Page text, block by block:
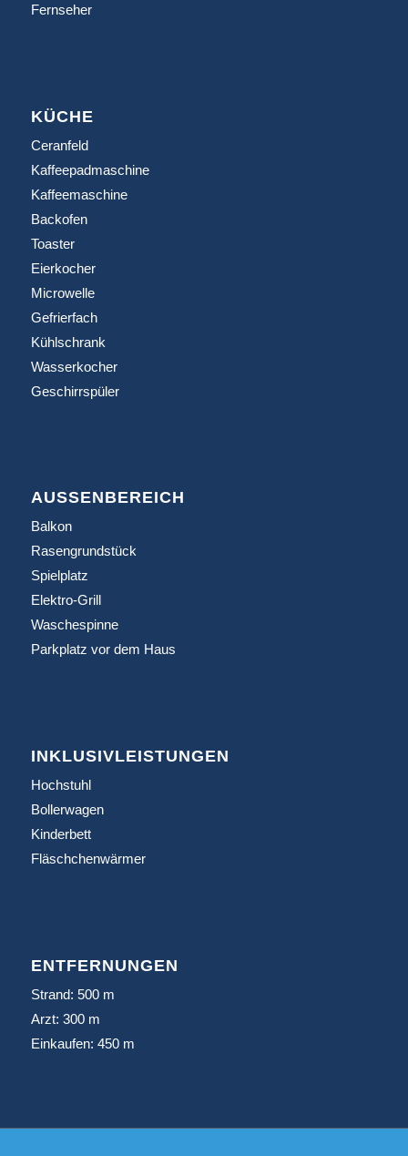
Fernseher
KÜCHE
Ceranfeld
Kaffeepadmaschine
Kaffeemaschine
Backofen
Toaster
Eierkocher
Microwelle
Gefrierfach
Kühlschrank
Wasserkocher
Geschirrspüler
AUSSENBEREICH
Balkon
Rasengrundstück
Spielplatz
Elektro-Grill
Waschespinne
Parkplatz vor dem Haus
INKLUSIVLEISTUNGEN
Hochstuhl
Bollerwagen
Kinderbett
Fläschchenwärmer
ENTFERNUNGEN
Strand: 500 m
Arzt: 300 m
Einkaufen: 450 m